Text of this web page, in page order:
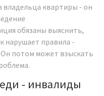
квартиры - он
обязаны выяснить,
нарушает правила -
потом может взыскать
- инвалиды